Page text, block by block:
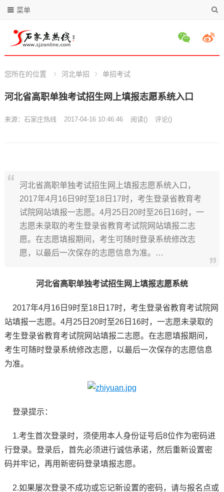
菜单
您所在的位置 河北单招 单招考试
河北省高职单独考试招生网上填报志愿系统入口
来源： 石家庄热线 2017-04-16 10:46:46 阅读() 评论()
河北省高职单独考试招生网上填报志愿系统入口，
2017年4月16日9时至18日17时，考生登录省教育考
试院网站填报一志愿。4月25日20时至26日16时，一
志愿未录取的考生登录省教育考试院网站填报二志
愿。在志愿填报期间，考生可随时登录系统修改志
愿，以最后一次保存的志愿信息为准。…
河北省高职单独考试招生网上填报志愿系统
2017年4月16日9时至18日17时，考生登录省教育考试院网
站填报一志愿。4月25日20时至26日16时，一志愿未录取的
考生登录省教育考试院网站填报二志愿。在志愿填报期间，
考生可随时登录系统修改志愿，以最后一次保存的志愿信息
为准。
登录提示：
1.考生首次登录时，须使用本人身份证号后8位作为密码进
行登录。登录后，首先必须进行诚信承诺，然后重新设置密
码并牢记，再用新密码登录填报志愿。
2.如果屡次登录不成功或忘记新设置的密码，请与报名点或